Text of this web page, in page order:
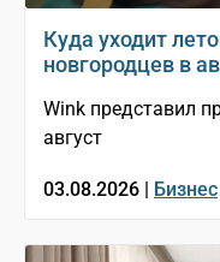
Куда уходит
новгородцев в
Wink представил
август
03.08.2026 | Бизнес